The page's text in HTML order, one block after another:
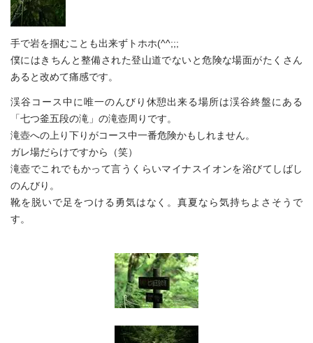
手で岩を掴むことも出来ずトホホ(^^;;;
僕にはきちんと整備された登山道でないと危険な場面がたくさん
あると改めて痛感です。
渓谷コース中に唯一のんびり休憩出来る場所は渓谷終盤にある
「七つ釜五段の滝」の滝壺周りです。
滝壺への上り下りがコース中一番危険かもしれません。
ガレ場だらけですから（笑）
滝壺でこれでもかって言うくらいマイナスイオンを浴びてしばし
のんびり。
靴を脱いで足をつける勇気はなく。真夏なら気持ちよさそうで
す。